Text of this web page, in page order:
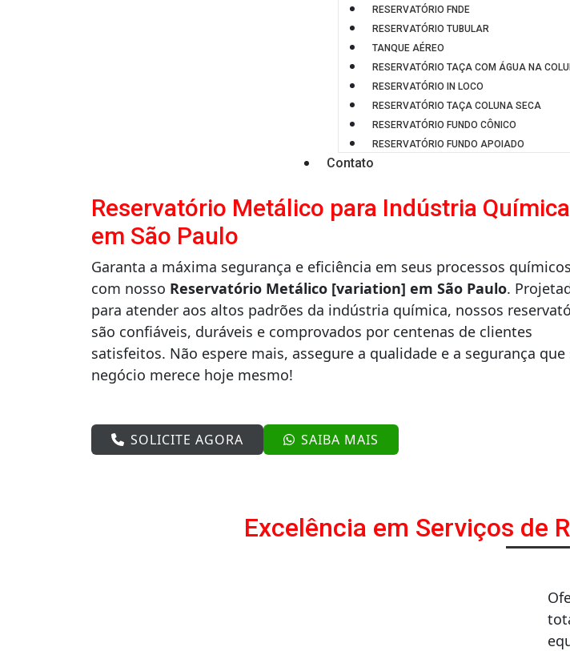
RESERVATÓRIO FNDE
RESERVATÓRIO TUBULAR
TANQUE AÉREO
RESERVATÓRIO TAÇA COM ÁGUA NA
RESERVATÓRIO IN LOCO
RESERVATÓRIO TAÇA COLUNA SECA
RESERVATÓRIO FUNDO CÔNICO
RESERVATÓRIO FUNDO APOIADO
Contato
Reservatório Metálico para Indústria Química
em São Paulo
Garanta a máxima segurança e eficiência em seus processos químicos
com nosso Reservatório Metálico [variation] em São Paulo.
para atender aos altos padrões da indústria química, nossos
são confiáveis, duráveis e comprovados por centenas de clientes
satisfeitos. Não espere mais, assegure a qualidade e a segurança que
negócio merece hoje mesmo!
SOLICITE AGORA SAIBA MAIS
Excelência em Serviços de